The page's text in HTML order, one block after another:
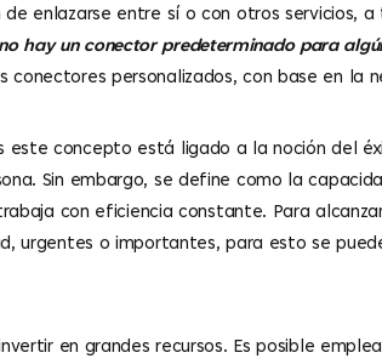
enlazarse entre sí o con otros servicios,
hay un conector predeterminado para
personalizados, con base en la
este concepto está ligado a la noción del
Sin embargo, se define como la
con eficiencia constante. Para
urgentes o importantes, para esto se
en grandes recursos. Es posible